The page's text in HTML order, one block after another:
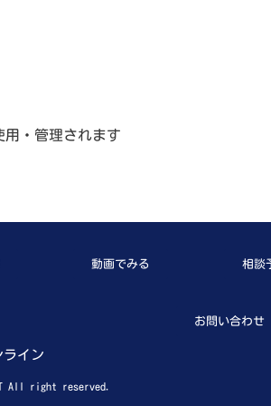
用・管理されます
動画でみる 相談
お問い合わせ
ライン
All right reserved.